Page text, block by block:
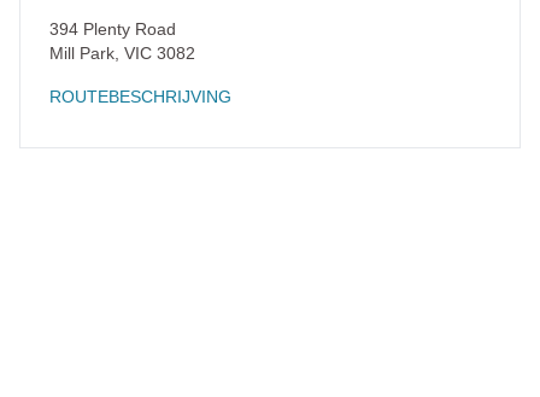
394 Plenty Road
Mill Park VIC 3082
ROUTEBESCHRIJVING